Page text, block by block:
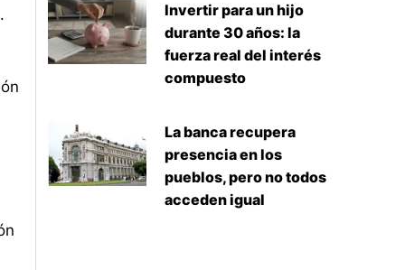
Invertir para un hijo
durante 30 años: la
fuerza real del interés
compuesto
La banca recupera
presencia en los
pueblos, pero no todos
acceden igual